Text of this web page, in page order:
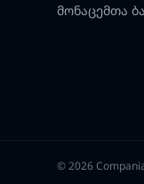
მონაცემთა
© 2026